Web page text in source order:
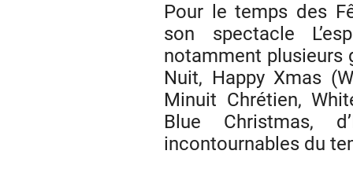
Pour le temps des
son spectacle
notamment plusieurs
Nuit, Happy Xmas
Minuit Chrétien,
Blue Christmas,
incontournables du